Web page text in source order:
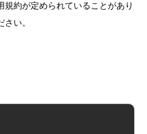
規約が定められていることがあり
い。